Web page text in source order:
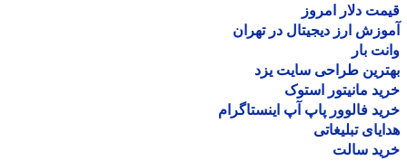
دلار امروز
ارز دیجیتال در تهران
بار
طراحی سایت یزد
مانیتور استوک
فالوور پاپ آپ اینستاگرام
تبلیغاتی
سالت